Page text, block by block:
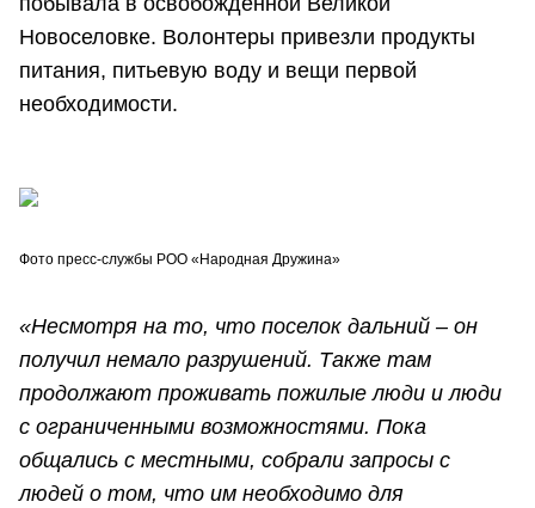
Новоселовке. Волонтеры привезли продукты
питания, питьевую воду и вещи первой
необходимости.
Фото пресс-службы РОО «Народная Дружина»
«Несмотря на то, что поселок дальний – он
получил немало разрушений. Также там
продолжают проживать пожилые люди и люди
с ограниченными возможностями. Пока
общались с местными, собрали запросы с
людей о том, что им необходимо для